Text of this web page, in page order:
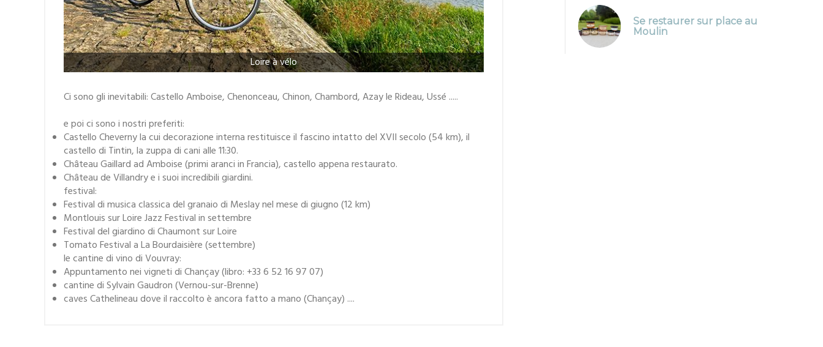
Loire à vélo
Ci sono gli inevitabili: Castello Amboise, Chenonceau, Chinon, Chambord, Azay le Rideau, Ussé .....
e poi ci sono i nostri preferiti:
Castello Cheverny la cui decorazione interna restituisce il fascino intatto del XVII secolo (54 km), il
castello di Tintin, la zuppa di cani alle 11:30.
Château Gaillard ad Amboise (primi aranci in Francia), castello appena restaurato.
Château de Villandry e i suoi incredibili giardini.
festival:
Festival di musica classica del granaio di Meslay nel mese di giugno (12 km)
Montlouis sur Loire Jazz Festival in settembre
Festival del giardino di Chaumont sur Loire
Tomato Festival a La Bourdaisière (settembre)
le cantine di vino di Vouvray:
Appuntamento nei vigneti di Chançay (libro: +33 6 52 16 97 07)
cantine di Sylvain Gaudron (Vernou-sur-Brenne)
caves Cathelineau dove il raccolto è ancora fatto a mano (Chançay) ....
Se restaurer sur place au
Moulin